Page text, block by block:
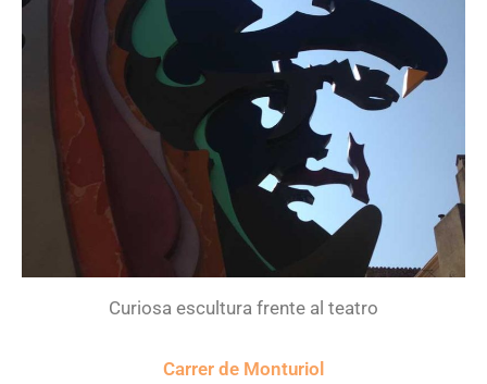
Curiosa escultura frente al teatro
Carrer de Monturiol